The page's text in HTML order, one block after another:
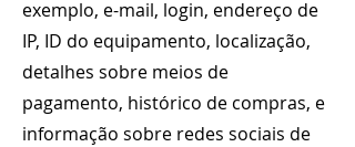
exemplo, e-mail, login, endereço de
IP, ID do equipamento, localização,
detalhes sobre meios de
pagamento, histórico de compras, e
informação sobre redes sociais de